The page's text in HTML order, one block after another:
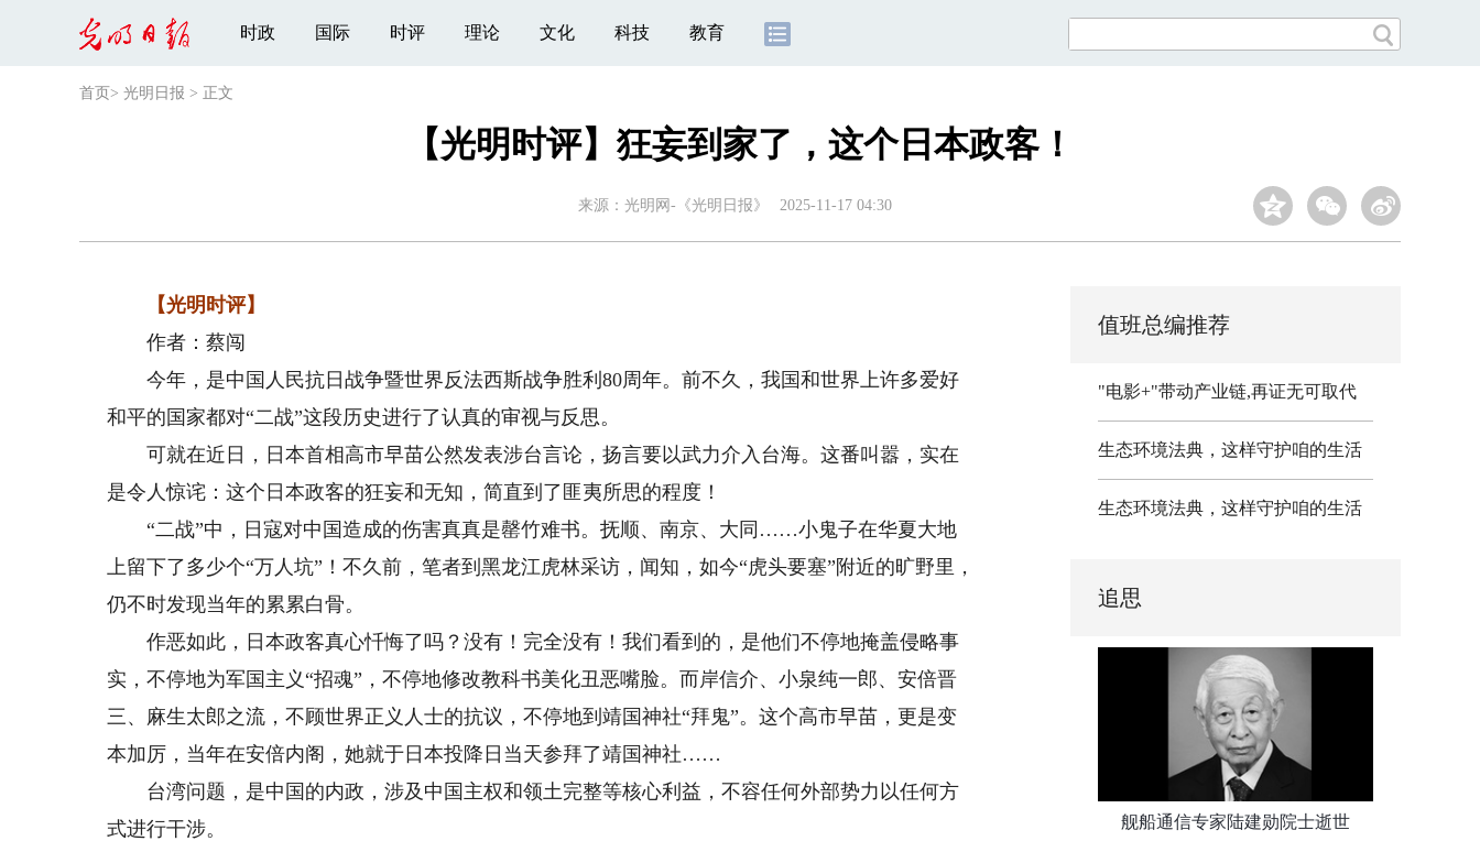
时政 国际 时评 理论 文化 科技 教育
首页 > 光明日报 > 正文
【光明时评】狂妄到家了，这个日本政客！
来源： 光明网-《光明日报》 2025-11-17 04:30
【光明时评】
作者：蔡闯
今年，是中国人民抗日战争暨世界反法西斯战争胜利80周年。前不久，我国和世界上许多爱好
和平的国家都对“二战”这段历史进行了认真的审视与反思。
可就在近日，日本首相高市早苗公然发表涉台言论，扬言要以武力介入台海。这番叫嚣，实在
是令人惊诧：这个日本政客的狂妄和无知，简直到了匪夷所思的程度！
“二战”中，日寇对中国造成的伤害真真是罄竹难书。抚顺、南京、大同……小鬼子在华夏大地
上留下了多少个“万人坑”！不久前，笔者到黑龙江虎林采访，闻知，如今“虎头要塞”附近的旷野里，
仍不时发现当年的累累白骨。
作恶如此，日本政客真心忏悔了吗？没有！完全没有！我们看到的，是他们不停地掩盖侵略事
实，不停地为军国主义“招魂”，不停地修改教科书美化丑恶嘴脸。而岸信介、小泉纯一郎、安倍晋
三、麻生太郎之流，不顾世界正义人士的抗议，不停地到靖国神社“拜鬼”。这个高市早苗，更是变
本加厉，当年在安倍内阁，她就于日本投降日当天参拜了靖国神社……
台湾问题，是中国的内政，涉及中国主权和领土完整等核心利益，不容任何外部势力以任何方
式进行干涉。
值班总编推荐
"电影+"带动产业链,再证无可取代
生态环境法典，这样守护咱的生活
生态环境法典，这样守护咱的生活
追思
舰船通信专家陆建勋院士逝世